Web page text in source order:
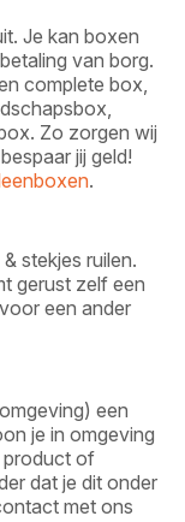
Je kan boxen
van borg.
complete box,
Zo zorgen wij
jij geld!
.
stekjes ruilen.
gerust zelf een
een ander
een
je in omgeving
product of
dat je dit onder
met ons